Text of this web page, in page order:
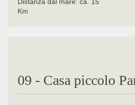
Km
09 - Casa piccolo